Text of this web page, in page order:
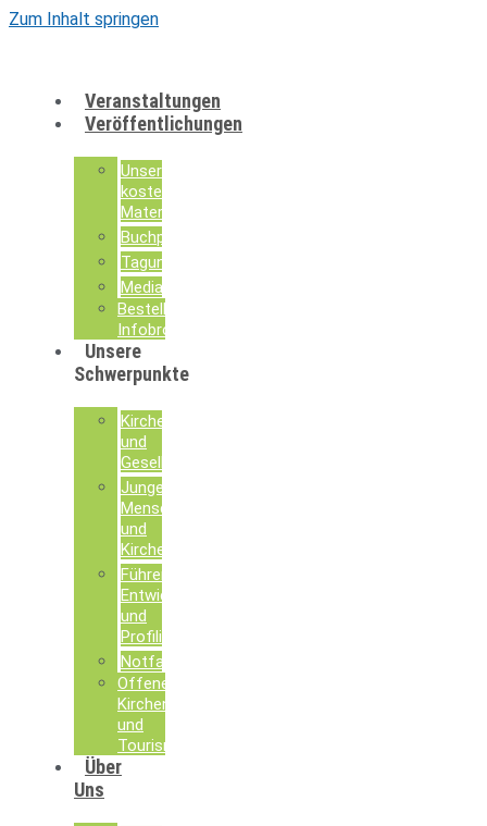
Zum Inhalt springen
Veranstaltungen
Veröffentlichungen
Unsere
kostenlosen
Materialien
Buchpublikationen
Tagungsdokumentationen
Mediathek
Bestellung
Infobroschüren
Unsere
Schwerpunkte
Kirche
und
Gesellschaft
Junge
Menschen
und
Kirche
Führen,
Entwickeln
und
Profilieren
Notfallseelsorge
Offene
Kirchen
und
Tourismusseelsorge
Über
Uns